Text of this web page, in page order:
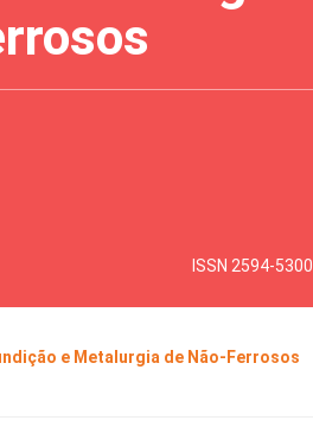
ISSN 2594-5300
e Metalurgia de Não-Ferrosos